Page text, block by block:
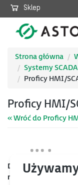
Sklep
Strona główna
Systemy SCADA
Proficy HMI/
Proficy HMI/
« Wróć do Proficy
Data
mod.
Kategoria